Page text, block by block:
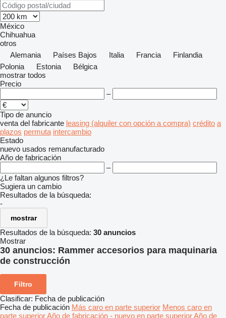
México
Chihuahua
otros
Alemania
Países Bajos Italia Francia
Finlandia
Polonia
Estonia
Bélgica
mostrar todos
Precio
–
Tipo de anuncio
venta del fabricante leasing (alquiler con opción a compra) crédito a
plazos permuta intercambio
Estado
nuevo usados remanufacturado
Año de fabricación
–
¿Le faltan algunos filtros?
Sugiera un cambio
Resultados de la búsqueda:
-
mostrar
Resultados de la búsqueda: 30 anuncios
Mostrar
30 anuncios: Rammer accesorios para maquinaria
de construcción
Filtro
Clasificar: Fecha de publicación
Fecha de publicación Más caro en parte superior Menos caro en
parte superiorAño de fabricación - nuevo en parte superiorAño de